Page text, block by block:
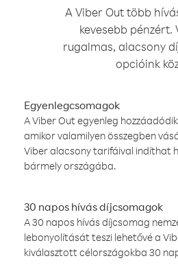
A Viber Out több
kevesebb pénzért.
rugalmas, alacsony
opcióink
Egyenlegcsomagok
A Viber Out egyenleg
amikor valamilyen összegben
Viber alacsony tarifáival indíthat
bármely országába.
30 napos hívás díjcsomagok
A 30 napos hívás díjcsomag
lebonyolítását teszi lehetővé a
kiválasztott célországokba 30